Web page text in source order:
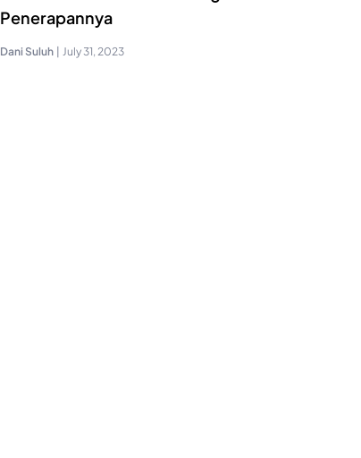
Penerapannya
Dani Suluh July 31, 2023